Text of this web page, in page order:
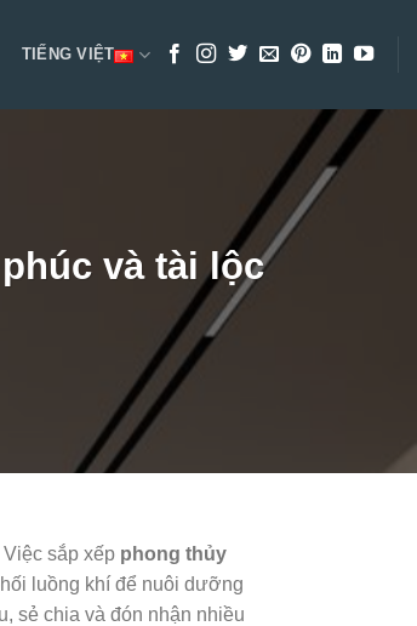
TIẾNG VIỆT
và tài lộc
sắp xếp phong thủy
luồng khí để nuôi dưỡng
sẻ chia và đón nhận nhiều